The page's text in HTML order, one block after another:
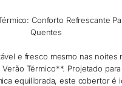
Conforto Refrescante
Quentes
e fresco mesmo nas noites
Térmico**. Projetado
equilibrada, este cobertor é